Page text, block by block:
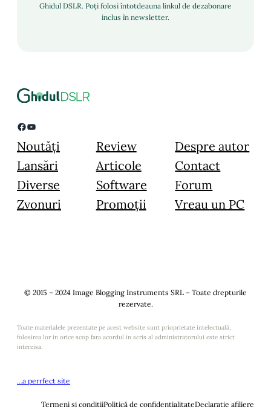
Ghidul DSLR. Poți folosi întotdeauna linkul de dezabonare
inclus în newsletter.
Facebook YouTube
Noutăți
Lansări
Diverse
Zvonuri
Review
Articole
Software
Promoții
Despre autor
Contact
Forum
Vreau un PC
© 2015 – 2024 Image Blogging Instruments SRL – Toate drepturile
rezervate.
Toate materialele prezentate pe acest website sunt prioprietate intelectuală,
folosirea lor in orice scop fara acordul in scris al administratorului este strict
interzisa.
…a perrfect site
Termeni și condițiiPolitică de confidențialitateDeclarație afiliere